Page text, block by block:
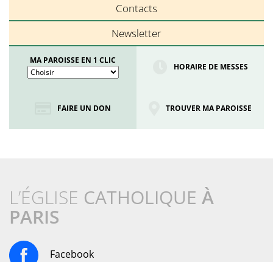
Contacts
Newsletter
MA PAROISSE EN 1 CLIC
HORAIRE DE MESSES
FAIRE UN DON TROUVER MA PAROISSE
L’ÉGLISE CATHOLIQUE À
PARIS
Facebook